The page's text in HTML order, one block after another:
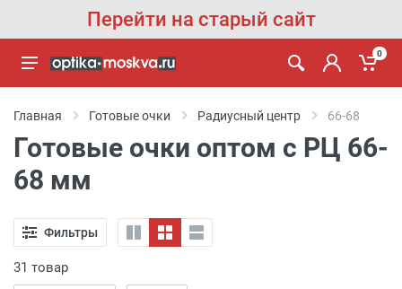
Перейти на старый сайт
0
Главная Готовые очки Радиусный центр 66-68
Готовые очки оптом с РЦ 66-
68 мм
Фильтры
31 товар